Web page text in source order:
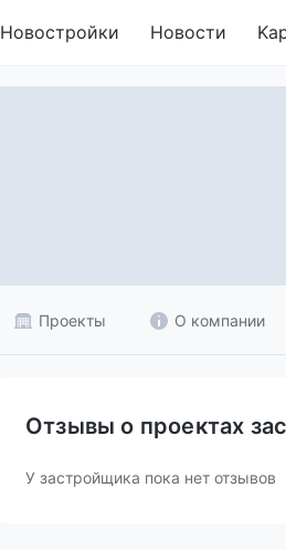
Новостройки Новости
Проекты О компании
Отзывы о проектах
У застройщика пока нет отзывов